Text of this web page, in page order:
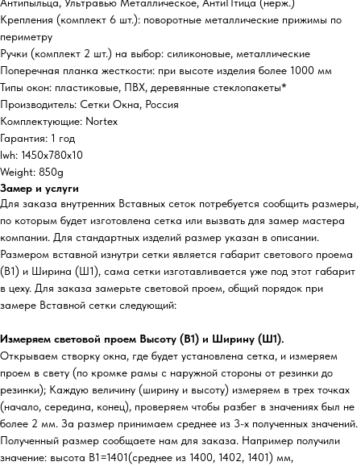
Крепления (комплект 6 шт.): поворотные металлические прижимы по
периметру
Ручки (комплект 2 шт.) на выбор: силиконовые, металлические
Поперечная планка жесткости: при высоте изделия более 1000 мм
Типы окон: пластиковые, ПВХ, деревянные стеклопакеты*
Производитель: Сетки Окна, Россия
Комплектующие: Nortex
Гарантия: 1 год
lwh: 1450x780x10
Weight: 850g
Замер и услуги
Для заказа внутренних Вставных сеток потребуется сообщить размеры,
по которым будет изготовлена сетка или вызвать для замер мастера
компании. Для стандартных изделий размер указан в описании.
Размером вставной изнутри сетки является габарит светового проема
(В1) и Ширина (Ш1), сама сетки изготавливается уже под этот габарит
в цеху. Для заказа замерьте световой проем, общий порядок при
замере Вставной сетки следующий:
Измеряем световой проем Высоту (В1) и Ширину (Ш1).
Открываем створку окна, где будет установлена сетка, и измеряем
проем в свету (по кромке рамы с наружной стороны от резинки до
резинки); Каждую величину (ширину и высоту) измеряем в трех точках
(начало, середина, конец), проверяем чтобы разбег в значениях был не
более 2 мм. За размер принимаем среднее из 3-х полученных значений.
Полученный размер сообщаете нам для заказа. Например получили
значение: высота В1=1401(среднее из 1400, 1402, 1401) мм,